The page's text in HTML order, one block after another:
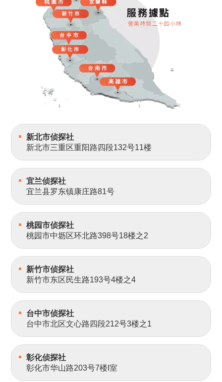
新北市侦探社
新北市三重区重阳路四段132号11楼
宜兰侦探社
宜兰县罗东镇康庄路81号
桃园市侦探社
桃园市中坜区环北路398号18楼之2
新竹市侦探社
新竹市东区民生路193号4楼之4
台中市侦探社
台中市北区文心路四段212号3楼之1
彰化侦探社
彰化市华山路203号7楼I室